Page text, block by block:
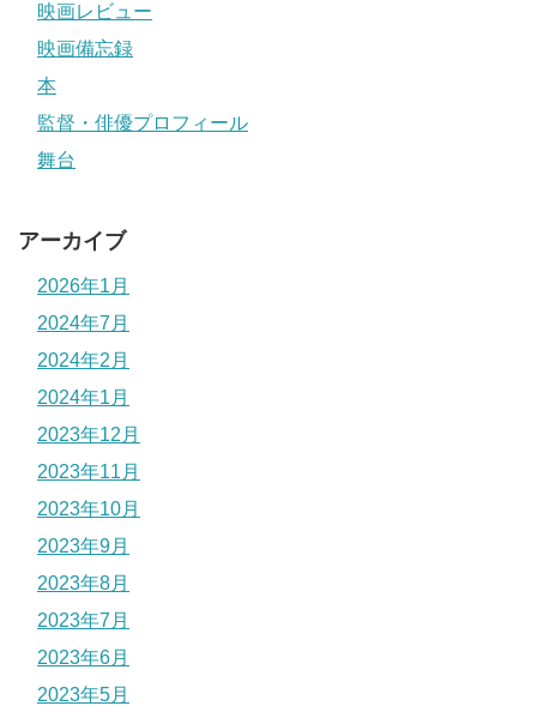
映画レビュー
映画備忘録
本
監督・俳優プロフィール
舞台
アーカイブ
2026年1月
2024年7月
2024年2月
2024年1月
2023年12月
2023年11月
2023年10月
2023年9月
2023年8月
2023年7月
2023年6月
2023年5月